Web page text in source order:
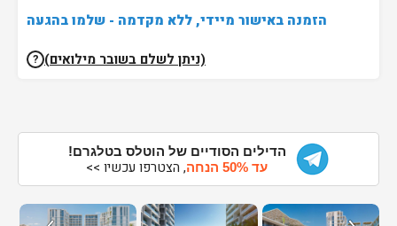
הזמנה באישור מיידי, ללא מקדמה - שלמו בהגעה
(ניתן לשלם בשובר מילואים) ?
הדילים הסודיים של הוטלס בטלגרם!
עד 50% הנחה
, הצטרפו עכשיו >>